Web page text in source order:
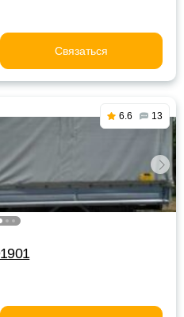
Связаться
6.6 13